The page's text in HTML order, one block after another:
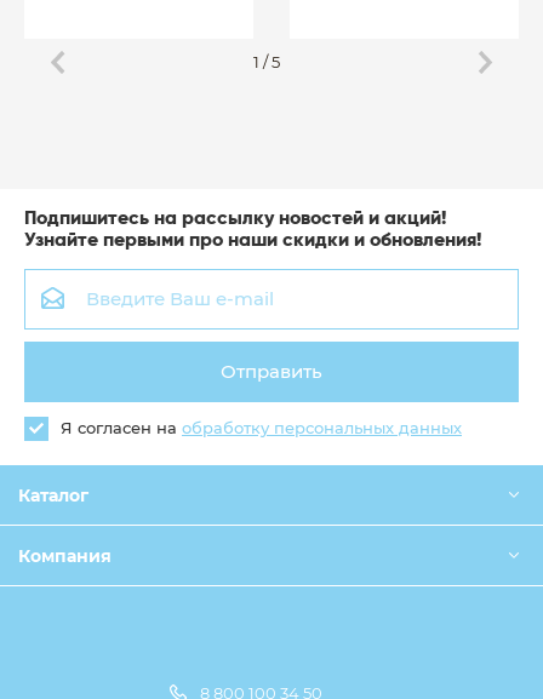
1 /5
Подпишитесь на рассылку новостей и акций!
Узнайте первыми про наши скидки и обновления!
Отправить
Я согласен на обработку персональных данных
Каталог
Компания
8 800 100 34 50